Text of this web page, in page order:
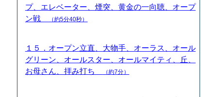
プ、エレベーター、煙突、黄金の一向聴、オープ
ン戦
（約5分40秒）
１５．オープン立直、大物手、オーラス、オール
グリーン、オールスター、オールマイティ、丘、
お母さん、拝み打ち
（約7分）